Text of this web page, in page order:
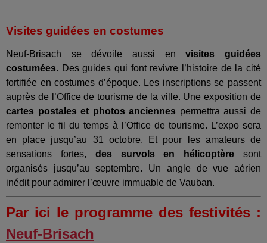
Visites guidées en costumes
Neuf-Brisach se dévoile aussi envisites guidées
costumées. Des guides qui font revivre l’histoire de la cité
fortifiée en costumes d’époque. Les inscriptions se passent
auprès de l’Office de tourisme de la ville. Une exposition de
cartes postales et photos anciennes permettra aussi de
remonter le fil du temps à l’Office de tourisme. L’expo sera
en place jusqu’au 31 octobre. Et pour les amateurs de
sensations fortes, des survols en hélicoptère sont
organisés jusqu’au septembre. Un angle de vue aérien
inédit pour admirer l’œuvre immuable de Vauban.
Par ici le programme des festivités :
Neuf-Brisach